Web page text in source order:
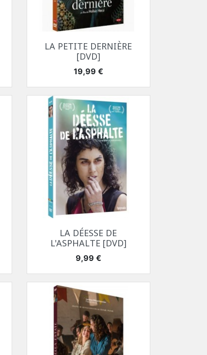
Aperçu rapide
LA PETITE DERNIÈRE
[DVD]
Prix
19,99 €
Aperçu rapide
LA DÉESSE DE
L'ASPHALTE [DVD]
Prix
9,99 €